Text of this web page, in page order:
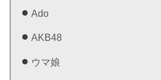
Ado
AKB48
ウマ娘